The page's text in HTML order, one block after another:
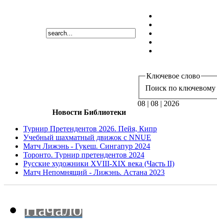
Ключевое слово
Поиск по ключевому
08 | 08 | 2026
Новости Библиотеки
Турнир Претендентов 2026. Пейя, Кипр
Учебный шахматный движок с NNUE
Матч Лижэнь - Гукеш. Сингапур 2024
Торонто. Турнир претендентов 2024
Русские художники XVIII-XIX века (Часть II)
Матч Непомнящий - Лижэнь. Астана 2023
Начало